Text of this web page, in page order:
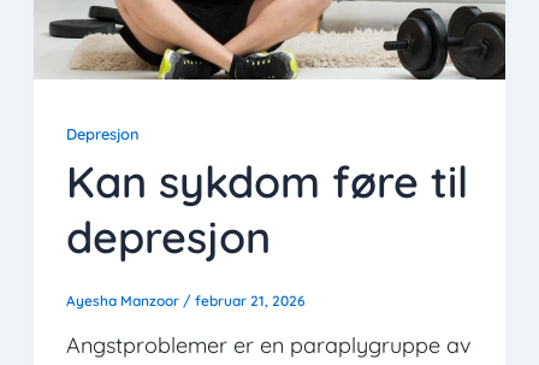
Depresjon
Kan sykdom føre til
depresjon
Ayesha Manzoor / februar 21, 2026
Angstproblemer er en paraplygruppe av